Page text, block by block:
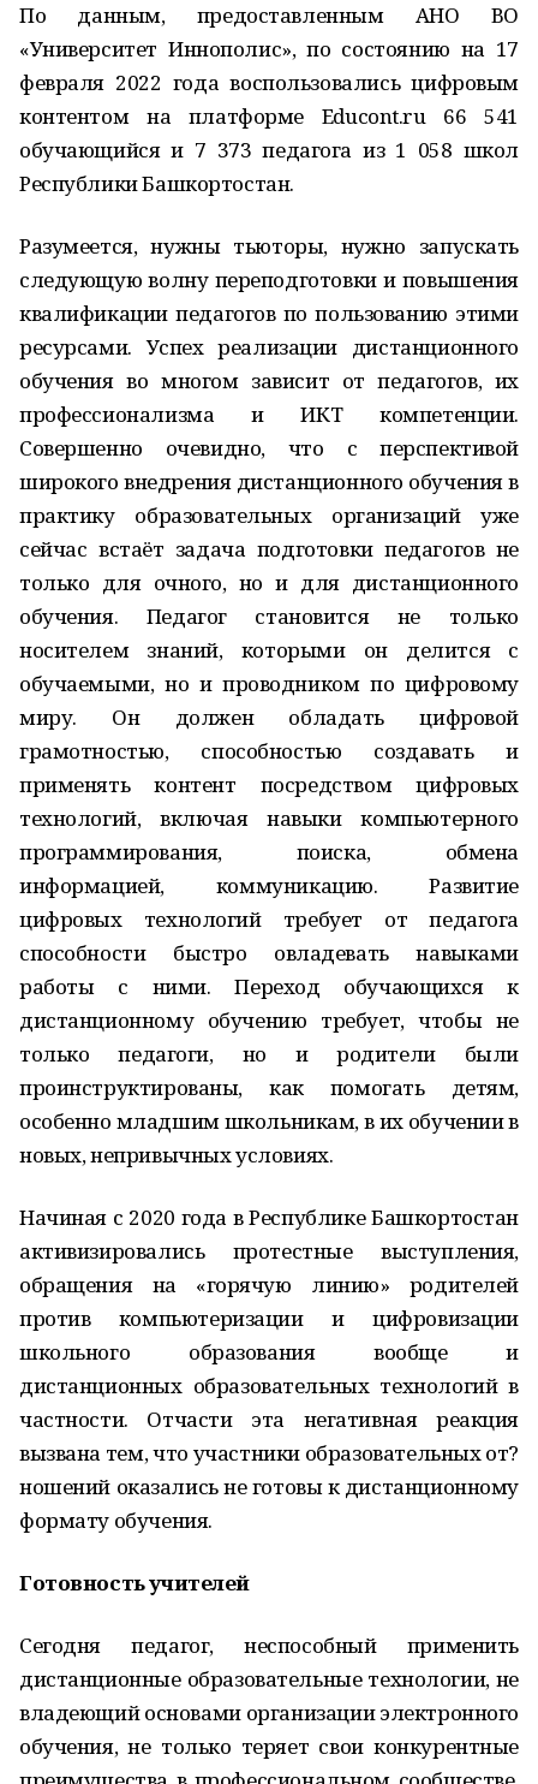
По данным, предоставленным АНО ВО
«Университет Иннополис», по состоянию на 17
февраля 2022 года воспользовались цифровым
контентом на платформе Educont.ru 66 541
обучающийся и 7 373 педагога из 1 058 школ
Республики Башкортостан.
Разумеется, нужны тьюторы, нужно запускать
следующую волну переподготовки и повышения
квалификации педагогов по пользованию этими
ресурсами. Успех реализации дистанционного
обучения во многом зависит от педагогов, их
профессионализма и ИКТ компетенции.
Совершенно очевидно, что с перспективой
широкого внедрения дистанционного обучения в
практику образовательных организаций уже
сейчас встаёт задача подготовки педагогов не
только для очного, но и для дистанционного
обучения. Педагог становится не только
носителем знаний, которыми он делится с
обучаемыми, но и проводником по цифровому
миру. Он должен обладать цифровой
грамотностью, способностью создавать и
применять контент посредством цифровых
технологий, включая навыки компьютерного
программирования, поиска, обмена
информацией, коммуникацию. Развитие
цифровых технологий требует от педагога
способности быстро овладевать навыками
работы с ними. Переход обучающихся к
дистанционному обучению требует, чтобы не
только педагоги, но и родители были
проинструктированы, как помогать детям,
особенно младшим школьникам, в их обучении в
новых, непривычных условиях.
Начиная с 2020 года в Республике Башкортостан
активизировались протестные выступления,
обращения на «горячую линию» родителей
против компьютеризации и цифровизации
школьного образования вообще и
дистанционных образовательных технологий в
частности. Отчасти эта негативная реакция
вызвана тем, что участники образовательных от?
ношений оказались не готовы к дистанционному
формату обучения.
Готовность учителей
Сегодня педагог, неспособный применить
дистанционные образовательные технологии, не
владеющий основами организации электронного
обучения, не только теряет свои конкурентные